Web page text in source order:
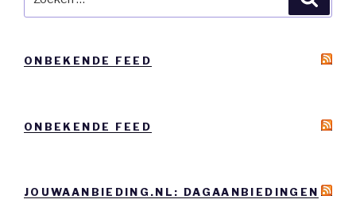
naar:
ONBEKENDE FEED
ONBEKENDE FEED
JOUWAANBIEDING.NL: DAGAANBIEDINGEN